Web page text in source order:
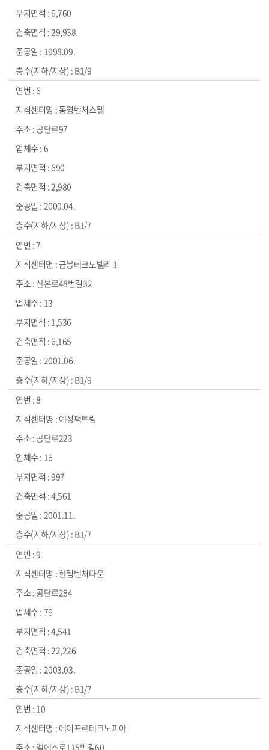
6,760
29,938
1998.09.
B1/9
6
동영벤처스텔
공단로97
6
690
2,980
2000.04.
B1/7
7
금봉테크노벨리 1
산본로48번길32
13
1,536
6,165
2001.06.
B1/9
8
예성팩토링
공단로223
16
997
4,561
2001.11.
B1/7
9
한림벤처타운
공단로284
76
4,541
22,226
2003.03.
B1/7
10
에이프로테크노피아
엘에스로115번길60